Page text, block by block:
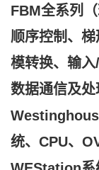
FBM全系列
顺序控制、
模转换、输入
数据通信及处
统、CPU、